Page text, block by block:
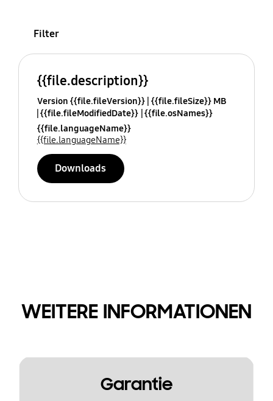
Filter
{{file.description}}
Version {{file.fileVersion}} {{file.fileSize}} MB
{{file.fileModifiedDate}} {{file.osNames}}
{{file.languageName}}
{{file.languageName}}
Downloads
WEITERE INFORMATIONEN
Garantie